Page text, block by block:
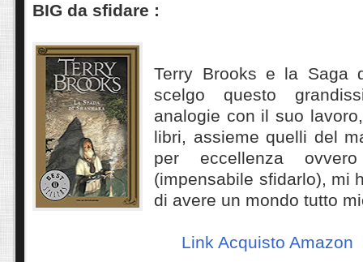
BIG da sfidare :
Terry Brooks e la Saga
scelgo questo
analogie con il suo
libri, assieme quelli del
per eccellenza
(impensabile sfidarlo), mi
di avere un mondo tutto
Link Acquisto Amazon